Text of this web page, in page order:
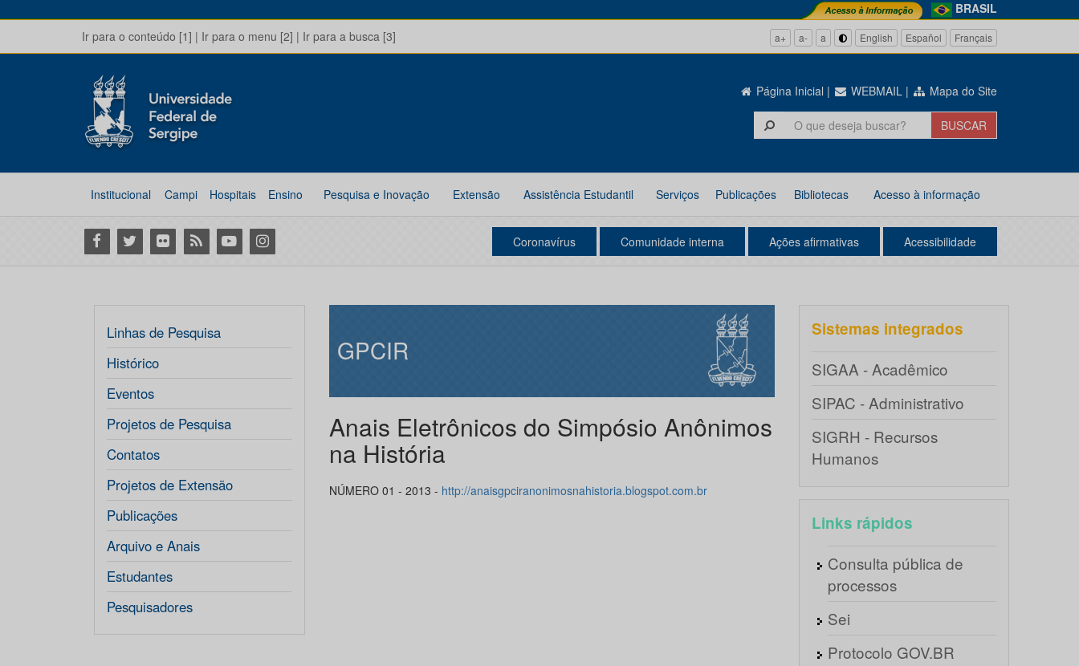
BRASIL
Ir para o conteúdo [1] | Ir para o menu [2] | Ir para a busca [3] a+ a- a English Español Français
Página Inicial | WEBMAIL | Mapa do Site
Institucional Campi Hospitais Ensino Pesquisa e Inovação Extensão Assistência Estudantil Serviços Publicações Bibliotecas Acesso à informação
Facebook
Twitter Flickr RSS YoutubeInstagram Coronavírus Comunidade interna Ações afirmativas Acessibilidade
Linhas de Pesquisa
Histórico
Eventos
Projetos de Pesquisa
Contatos
Projetos de Extensão
Publicações
Arquivo e Anais
Estudantes
Pesquisadores
GPCIR
Anais Eletrônicos do Simpósio Anônimos
na História
NÚMERO 01 - 2013 - http://anaisgpciranonimosnahistoria.blogspot.com.br
Sistemas integrados
SIGAA - Acadêmico
SIPAC - Administrativo
SIGRH - Recursos
Humanos
Links rápidos
Consulta pública de
processos
Sei
Protocolo GOV.BR